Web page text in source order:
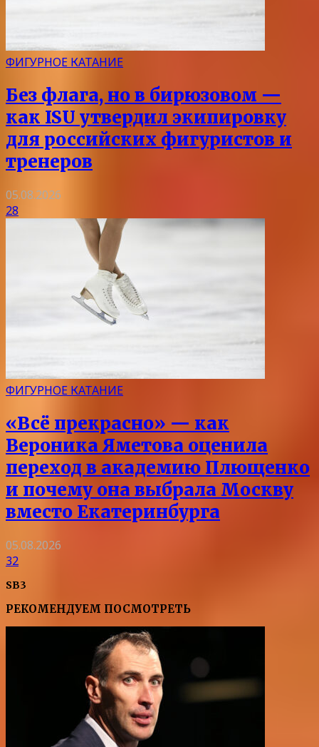
ФИГУРНОЕ КАТАНИЕ
Без флага, но в бирюзовом —
как ISU утвердил экипировку
для российских фигуристов и
тренеров
05.08.2026
28
ФИГУРНОЕ КАТАНИЕ
«Всё прекрасно» — как
Вероника Яметова оценила
переход в академию Плющенко
и почему она выбрала Москву
вместо Екатеринбурга
05.08.2026
32
SB3
РЕКОМЕНДУЕМ ПОСМОТРЕТЬ